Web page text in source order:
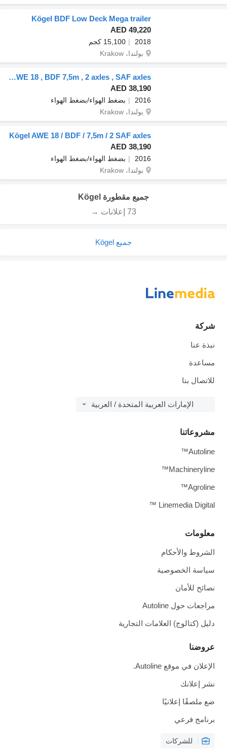
Kögel BDF Low Deck Mega trailer
AED 49,220
2018
15,100 كجم
بولندا، Krakow
Kögel AWE 18 , BDF 7,5m , 2 axles , SAF axles
AED 38,190
2016
بضغط الهواء/بضغط الهواء
بولندا، Krakow
Kögel AWE 18 / BDF / 7,5m / 2 SAF axles
AED 38,190
2016
بضغط الهواء/بضغط الهواء
بولندا، Krakow
جميع مقطورة Kögel
73 إعلانات →
جميع Kögel
شركة
نبذة عنا
مساعدة
للاتصال بنا
الإمارات العربية المتحدة / العربية
معلومات
الشروط والأحكام
سياسة الخصوصية
نصائح للأمان
مراجعات حول Autoline
دليل (كتالوج) العلامات التجارية
عروضنا
الإعلان في موقع Autoline.
نشر إعلانك
ضع ملصقًا إعلانيًا
برنامج فرعي
للشركات
مشروعاتنا
Autoline™
Machineryline™
Agroline™
Linemedia Digital ™